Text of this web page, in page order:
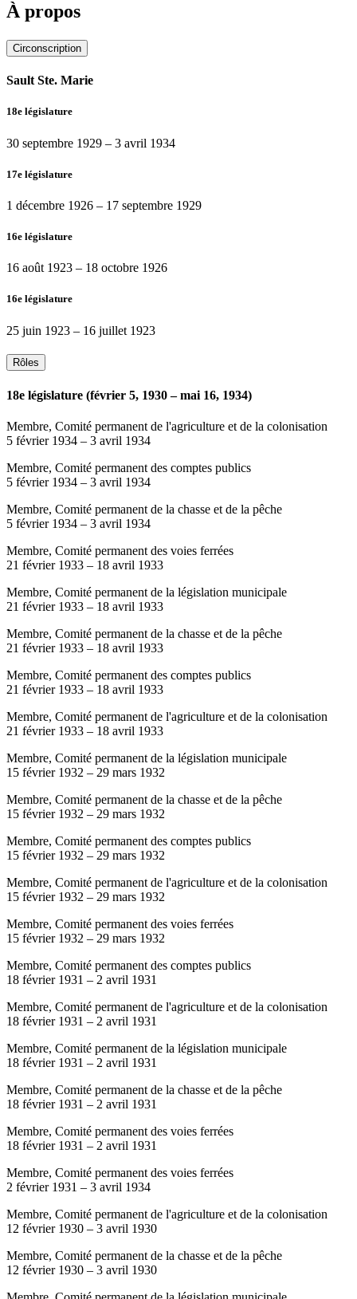
À propos
Circonscription
Sault Ste. Marie
18e législature
30 septembre 1929 – 3 avril 1934
17e législature
1 décembre 1926 – 17 septembre 1929
16e législature
16 août 1923 – 18 octobre 1926
16e législature
25 juin 1923 – 16 juillet 1923
Rôles
18e législature (février 5, 1930 – mai 16, 1934)
Membre, Comité permanent de l'agriculture et de la colonisation
5 février 1934 – 3 avril 1934
Membre, Comité permanent des comptes publics
5 février 1934 – 3 avril 1934
Membre, Comité permanent de la chasse et de la pêche
5 février 1934 – 3 avril 1934
Membre, Comité permanent des voies ferrées
21 février 1933 – 18 avril 1933
Membre, Comité permanent de la législation municipale
21 février 1933 – 18 avril 1933
Membre, Comité permanent de la chasse et de la pêche
21 février 1933 – 18 avril 1933
Membre, Comité permanent des comptes publics
21 février 1933 – 18 avril 1933
Membre, Comité permanent de l'agriculture et de la colonisation
21 février 1933 – 18 avril 1933
Membre, Comité permanent de la législation municipale
15 février 1932 – 29 mars 1932
Membre, Comité permanent de la chasse et de la pêche
15 février 1932 – 29 mars 1932
Membre, Comité permanent des comptes publics
15 février 1932 – 29 mars 1932
Membre, Comité permanent de l'agriculture et de la colonisation
15 février 1932 – 29 mars 1932
Membre, Comité permanent des voies ferrées
15 février 1932 – 29 mars 1932
Membre, Comité permanent des comptes publics
18 février 1931 – 2 avril 1931
Membre, Comité permanent de l'agriculture et de la colonisation
18 février 1931 – 2 avril 1931
Membre, Comité permanent de la législation municipale
18 février 1931 – 2 avril 1931
Membre, Comité permanent de la chasse et de la pêche
18 février 1931 – 2 avril 1931
Membre, Comité permanent des voies ferrées
18 février 1931 – 2 avril 1931
Membre, Comité permanent des voies ferrées
2 février 1931 – 3 avril 1934
Membre, Comité permanent de l'agriculture et de la colonisation
12 février 1930 – 3 avril 1930
Membre, Comité permanent de la chasse et de la pêche
12 février 1930 – 3 avril 1930